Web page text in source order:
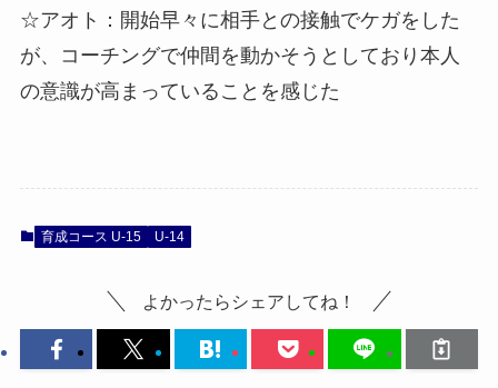
☆アオト：開始早々に相手との接触でケガをした
が、コーチングで仲間を動かそうとしており本人
の意識が高まっていることを感じた
育成コース U-15 U-14
よかったらシェアしてね！